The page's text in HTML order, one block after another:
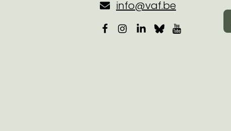
info@vaf.be
Facebook
Instagram
LinkedIn
BlueskyYouTube